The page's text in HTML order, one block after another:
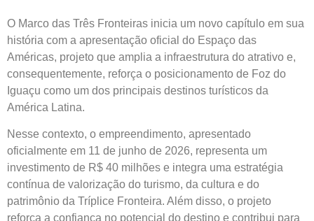
O Marco das Três Fronteiras inicia um novo capítulo em sua
história com a apresentação oficial do Espaço das
Américas, projeto que amplia a infraestrutura do atrativo e,
consequentemente, reforça o posicionamento de Foz do
Iguaçu como um dos principais destinos turísticos da
América Latina.
Nesse contexto, o empreendimento, apresentado
oficialmente em 11 de junho de 2026, representa um
investimento de R$ 40 milhões e integra uma estratégia
contínua de valorização do turismo, da cultura e do
patrimônio da Tríplice Fronteira. Além disso, o projeto
reforça a confiança no potencial do destino e contribui para